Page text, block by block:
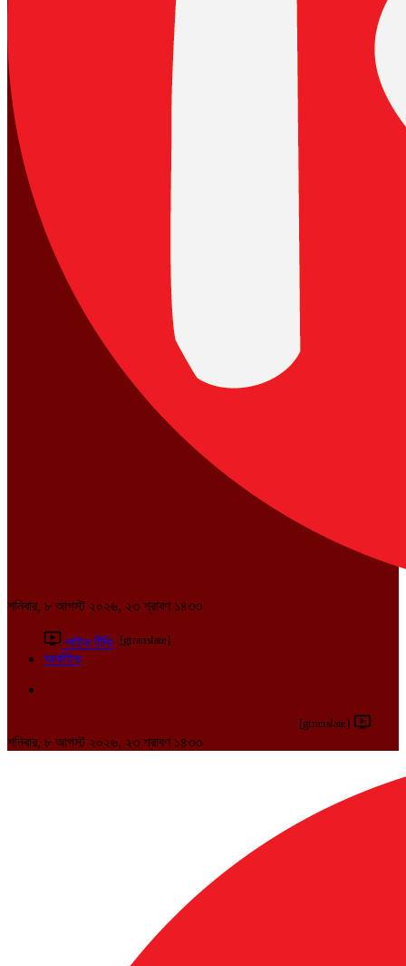
শনিবার, ৮ আগস্ট ২০২৬, ২৩ শ্রাবণ ১৪৩৩
লাইভ টিভি [gtranslate]
আর্কাইভ
[gtranslate]
শনিবার, ৮ আগস্ট ২০২৬, ২৩ শ্রাবণ ১৪৩৩